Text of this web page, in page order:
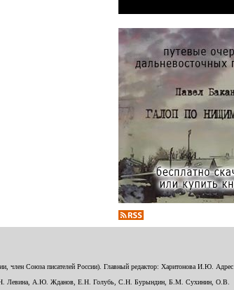
член Союза писателей России). Главный редактор: Харитонова И.Ю. Адрес
Левина, А.Ю. Жданов, Е.Н. Голубь, С.Н. Бурындин, Б.М. Сухинин, О.В.